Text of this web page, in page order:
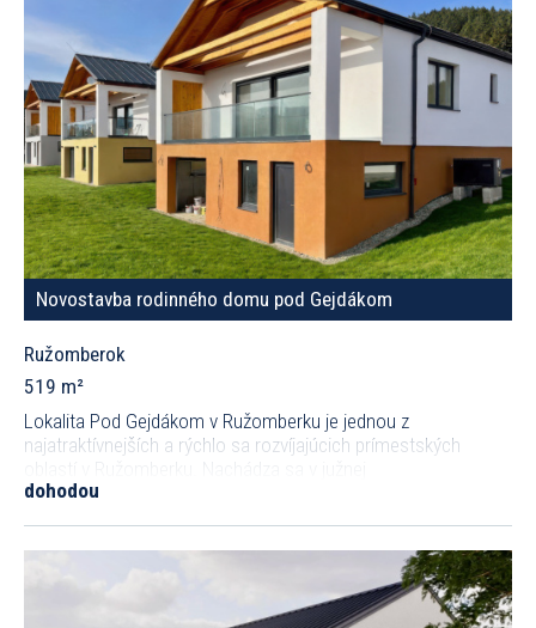
Novostavba rodinného domu pod Gejdákom
Ružomberok
519 m²
Lokalita Pod Gejdákom v Ružomberku je jednou z
najatraktívnejších a rýchlo sa rozvíjajúcich prímestských
dohodou